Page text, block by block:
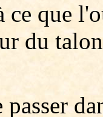
ce que
du